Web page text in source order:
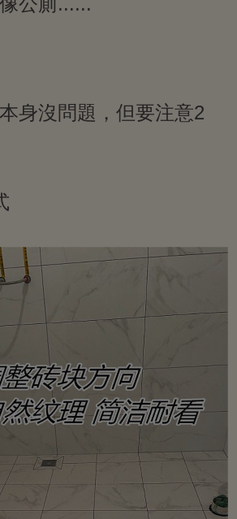
身沒問題，但要注意2